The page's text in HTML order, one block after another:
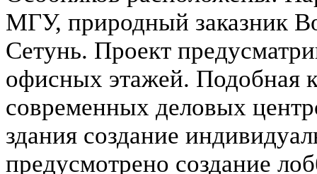
МГУ, природный заказник
Сетунь. Проект
офисных этажей. Подобная
современных деловых
здания создание
предусмотрено создание